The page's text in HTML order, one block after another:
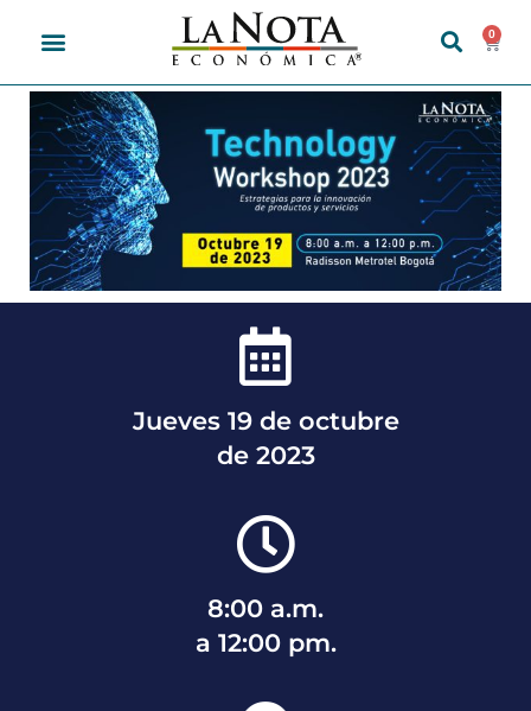
0
de Talento Humano en la
creación de valor compartido
Jueves 19 de octubre
de 2023
8:00 a.m.
a 12:00 pm.